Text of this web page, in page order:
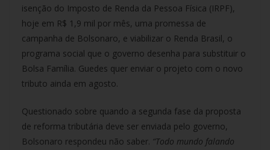
isenção do Imposto de Renda da Pessoa Física (IRPF),
hoje em R$ 1,9 mil por mês, uma promessa de
campanha de Bolsonaro, e viabilizar o Renda Brasil, o
programa social que o governo desenha para substituir o
Bolsa Família. Guedes quer enviar o projeto com o novo
tributo ainda em agosto.
Questionado sobre quando a segunda fase da proposta
de reforma tributária deve ser enviada pelo governo,
Bolsonaro respondeu não saber. “Todo mundo falando